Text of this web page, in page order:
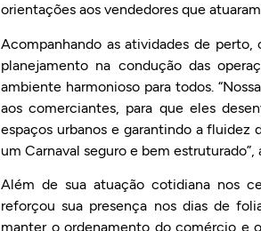
orientações aos vendedores que
Acompanhando as atividades de
planejamento na condução das
ambiente harmonioso para todos.
aos comerciantes, para que eles
espaços urbanos e garantindo a fluidez
um Carnaval seguro e bem estruturado”,
Além de sua atuação cotidiana nos
reforçou sua presença nos dias de
manter o ordenamento do comércio e